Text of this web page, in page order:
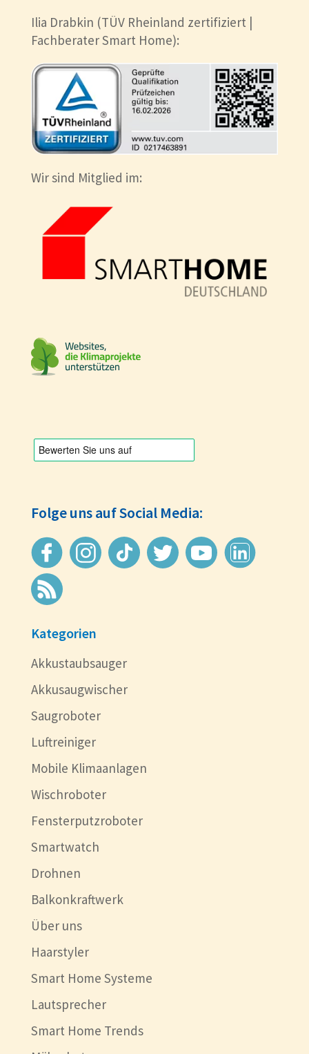
Ilia Drabkin (TÜV Rheinland zertifiziert |
Fachberater Smart Home):
Wir sind Mitglied im:
Folge uns auf Social Media:
Kategorien
Akkustaubsauger
Akkusaugwischer
Saugroboter
Luftreiniger
Mobile Klimaanlagen
Wischroboter
Fensterputzroboter
Smartwatch
Drohnen
Balkonkraftwerk
Über uns
Haarstyler
Smart Home Systeme
Lautsprecher
Smart Home Trends